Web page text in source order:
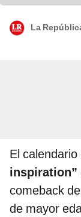
La
El calendario
inspiration”
comeback
de mayor